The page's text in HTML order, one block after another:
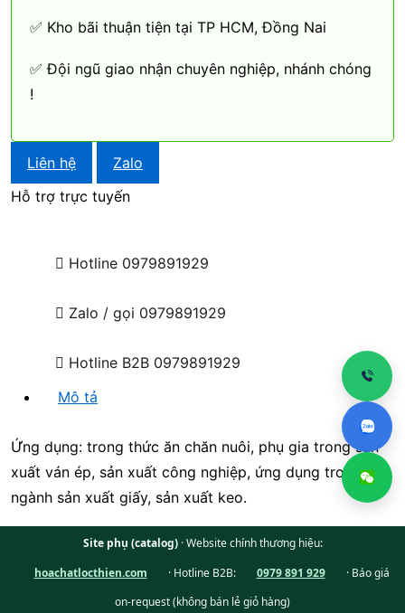
✅ Kho bãi thuận tiện tại TP HCM, Đồng Nai
✅ Đội ngũ giao nhận chuyên nghiệp, nhánh chóng
!
Liên hệ
Zalo
Hỗ trợ trực tuyến
Hotline 0979891929
Zalo / gọi 0979891929
Hotline B2B 0979891929
Mô tả
Ứng dụng: trong thức ăn chăn nuôi, phụ gia trong sản
xuất ván ép, sản xuất công nghiệp, ứng dụng trong
ngành sản xuất giấy, sản xuất keo.
Site phụ (catalog)· Website chính thương hiệu:
hoachatlocthien.com
· Hotline B2B: 0979 891 929
· Báo giá
on-request (không bán lẻ giỏ hàng)